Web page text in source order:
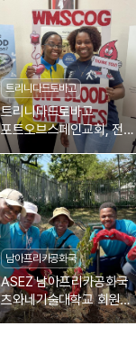
트리니다드토바고
트리니다드토바고
포트오브스페인교회, 전
세계 유월절사랑 생명사랑
제1804차 헌혈릴레이
남아프리카공화국
ASEZ 남아프리카공화국
츠와네기술대학교 회원들,
나무 심기